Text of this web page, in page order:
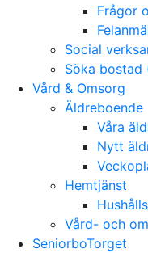
Frågor
Social
Söka bostad
Vård & Omsorg
Äldreboende
Våra
Nytt
Hemtjänst
Vård- och
SeniorboTorget